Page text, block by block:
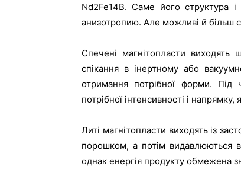
Nd2Fe14В. Саме його структура і
анизотропию. Але можливі й більш
Спечені магнітопласти
спікання в інертному або
отримання потрібної форми.
потрібної інтенсивності і напрямку,
Литі магнітопласти виходять із
порошком, а потім видавлюються
однак енергія продукту обмежена